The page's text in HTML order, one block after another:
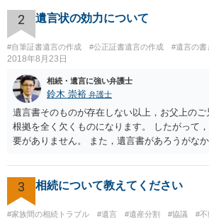
ースが多いと思います。 報酬体系は、弁護士
律の基準はありません。
2 遺言状の効力について
#自筆証書遺言の作成 #公正証書遺言の作成 #遺言の書
2018年8月23日
相続・遺言に強い弁護士
鈴木 崇裕 弁護士
遺言書そのものが存在しない以上，お父上の
根拠を全く欠くものになります。 したがって
要がありません。 また，遺言書があろうがな
ご回答にもありますが， 代理人弁護士をたて
方に対して， ・相続に関する主張は法的根拠
と ・今後一切の連絡をしてこないでほしいこ
ようであれば警察への通報や法的措置も辞さな
3 相続について教えてください
#家族間の相続トラブル #遺言 #遺産分割 #協議
#不